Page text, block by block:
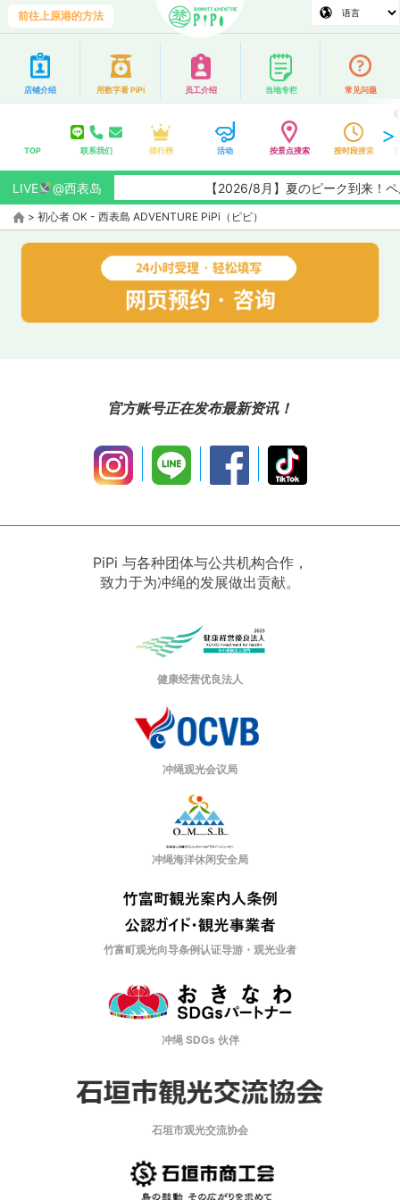
前往上原港的方法
店铺介绍 用数字看 PiPi 员工介绍 当地专栏 常见问题
TOP 联系我们 排行榜 活动 按景点搜索 按时段搜索
LIVE @西表岛 【2026/8月】夏のピーク到来！
> 初心者 OK - 西表島 ADVENTURE PiPi（ピピ）
官方账号正在发布最新资讯！
PiPi 与各种团体与公共机构合作，
致力于为冲绳的发展做出贡献。
健康经营优良法人
冲绳观光会议局
冲绳海洋休闲安全局
竹富町观光向导条例认证导游・观光业者
冲绳 SDGs 伙伴
石垣市观光交流协会